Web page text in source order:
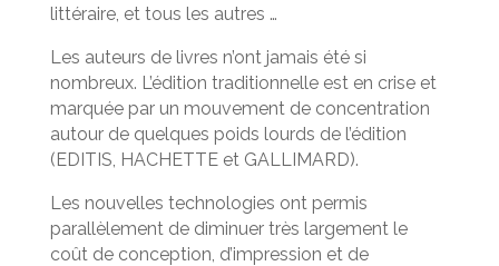
littéraire, et tous les autres …
Les auteurs de livres n’ont jamais été si
nombreux. L’édition traditionnelle est en crise et
marquée par un mouvement de concentration
autour de quelques poids lourds de l’édition
(EDITIS, HACHETTE et GALLIMARD).
Les nouvelles technologies ont permis
parallèlement de diminuer très largement le
coût de conception, d’impression et de